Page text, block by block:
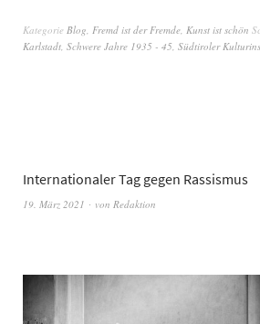
Kategorie Blog, Fremd ist der Fremde, Kunst ist schön
Karlstadt, Schwere Jahre 1935 - 45, Südtiroler
Internationaler Tag gegen Rassismus
19. März 2021 von Redaktion